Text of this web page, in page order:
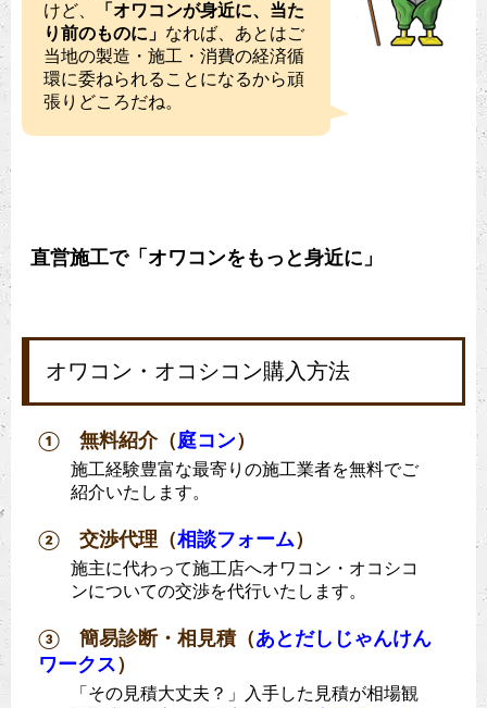
けど、
「オワコンが身近に、当た
り前のものに」 なれば、あとはご
当地の製造・施工・消費の経済循
環に委ねられることになるから頑
張りどころだね。
直営施工で「オワコンをもっと身近に」
オワコン・オコシコン購入方法
① 無料紹介（庭コン）
施工経験豊富な最寄りの施工業者を無料でご
紹介いたします。
② 交渉代理（相談フォーム ）
施主に代わって施工店へオワコン・オコシコ
ンについての交渉を代行いたします。
③ 簡易診断・相見積（あとだしじゃんけん
ワークス ）
「その見積大丈夫？」入手した見積が相場観